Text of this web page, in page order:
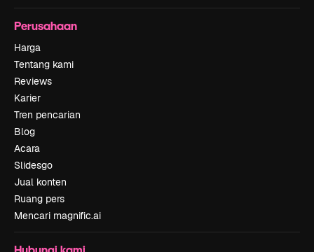
Perusahaan
Harga
Tentang kami
Reviews
Karier
Tren pencarian
Blog
Acara
Slidesgo
Jual konten
Ruang pers
Mencari magnific.ai